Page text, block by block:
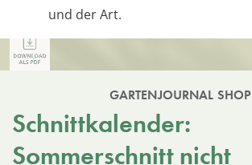
und der Art.
GARTENJOURNAL SHOP
Schnittkalender:
Sommerschnitt nicht